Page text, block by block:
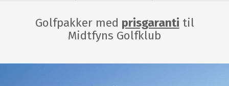
Golfpakker med prisgaranti til
Midtfyns Golfklub